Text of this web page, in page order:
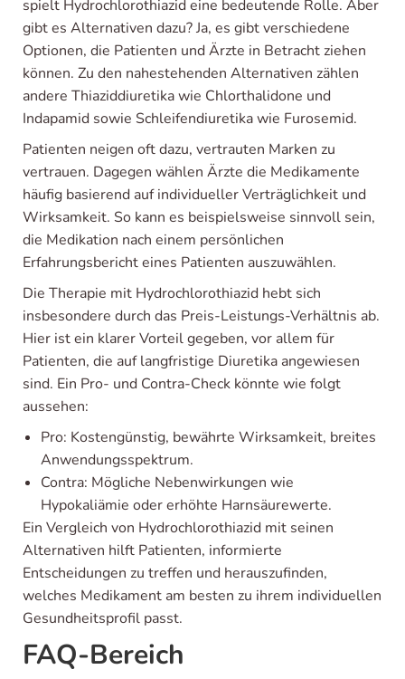
spielt Hydrochlorothiazid eine bedeutende Rolle. Aber
gibt es Alternativen dazu? Ja, es gibt verschiedene
Optionen, die Patienten und Ärzte in Betracht ziehen
können. Zu den nahestehenden Alternativen zählen
andere Thiaziddiuretika wie Chlorthalidone und
Indapamid sowie Schleifendiuretika wie Furosemid.
Patienten neigen oft dazu, vertrauten Marken zu
vertrauen. Dagegen wählen Ärzte die Medikamente
häufig basierend auf individueller Verträglichkeit und
Wirksamkeit. So kann es beispielsweise sinnvoll sein,
die Medikation nach einem persönlichen
Erfahrungsbericht eines Patienten auszuwählen.
Die Therapie mit Hydrochlorothiazid hebt sich
insbesondere durch das Preis-Leistungs-Verhältnis ab.
Hier ist ein klarer Vorteil gegeben, vor allem für
Patienten, die auf langfristige Diuretika angewiesen
sind. Ein Pro- und Contra-Check könnte wie folgt
aussehen:
Pro: Kostengünstig, bewährte Wirksamkeit, breites
Anwendungsspektrum.
Contra: Mögliche Nebenwirkungen wie
Hypokaliämie oder erhöhte Harnsäurewerte.
Ein Vergleich von Hydrochlorothiazid mit seinen
Alternativen hilft Patienten, informierte
Entscheidungen zu treffen und herauszufinden,
welches Medikament am besten zu ihrem individuellen
Gesundheitsprofil passt.
FAQ-Bereich